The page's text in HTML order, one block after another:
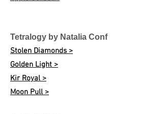
Tetralogy by Natalia Conf
Stolen Diamonds >
Golden Light >
Kir Royal >
Moon Pull >